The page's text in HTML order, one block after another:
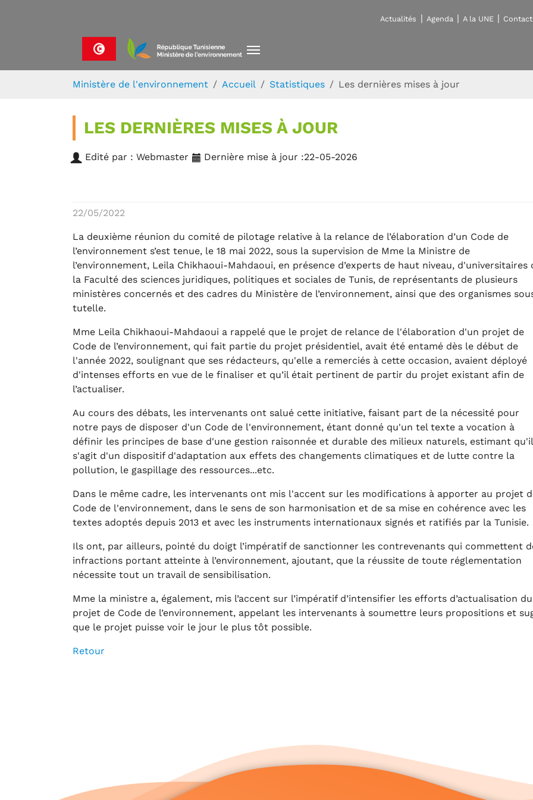
Actualités Agenda A la UNE Contact
Ministère de l'environnement Accueil Statistiques Les dernières mises à jour
LES DERNIÈRES MISES À JOUR
Edité par : Webmaster Dernière mise à jour :22-05-2026
22/05/2022
La deuxième réunion du comité de pilotage relative à la relance de l’élaboration d’un Code de
l’environnement s’est tenue, le 18 mai 2022, sous la supervision de Mme la Ministre de
l’environnement, Leila Chikhaoui-Mahdaoui, en présence d’experts de haut niveau, d'universitaires
la Faculté des sciences juridiques, politiques et sociales de Tunis, de représentants de plusieurs
ministères concernés et des cadres du Ministère de l’environnement, ainsi que des organismes
tutelle.
Mme Leila Chikhaoui-Mahdaoui a rappelé que le projet de relance de l'élaboration d'un projet de
Code de l’environnement, qui fait partie du projet présidentiel, avait été entamé dès le début de
l'année 2022, soulignant que ses rédacteurs, qu'elle a remerciés à cette occasion, avaient déployé
d'intenses efforts en vue de le finaliser et qu’il était pertinent de partir du projet existant afin de
l’actualiser.
Au cours des débats, les intervenants ont salué cette initiative, faisant part de la nécessité pour
notre pays de disposer d'un Code de l'environnement, étant donné qu'un tel texte a vocation à
définir les principes de base d'une gestion raisonnée et durable des milieux naturels, estimant qu'il
s'agit d'un dispositif d'adaptation aux effets des changements climatiques et de lutte contre la
pollution, le gaspillage des ressources...etc.
Dans le même cadre, les intervenants ont mis l'accent sur les modifications à apporter au projet
Code de l'environnement, dans le sens de son harmonisation et de sa mise en cohérence avec les
textes adoptés depuis 2013 et avec les instruments internationaux signés et ratifiés par la Tunisie.
Ils ont, par ailleurs, pointé du doigt l’impératif de sanctionner les contrevenants qui commettent
infractions portant atteinte à l’environnement, ajoutant, que la réussite de toute réglementation
nécessite tout un travail de sensibilisation.
Mme la ministre a, également, mis l’accent sur l’impératif d’intensifier les efforts d’actualisation du
projet de Code de l’environnement, appelant les intervenants à soumettre leurs propositions et
que le projet puisse voir le jour le plus tôt possible.
Retour